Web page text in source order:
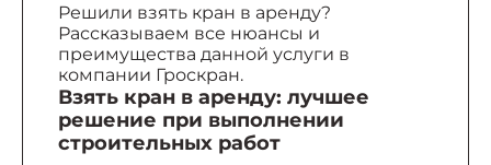
Решили взять кран в аренду?
Рассказываем все нюансы и
преимущества данной услуги в
компании Гроскран.
Взять кран в аренду: лучшее
решение при выполнении
строительных работ